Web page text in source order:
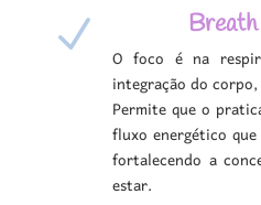
N
O foco é na
integração do
Permite que o
fluxo energético
fortalecendo a
estar.